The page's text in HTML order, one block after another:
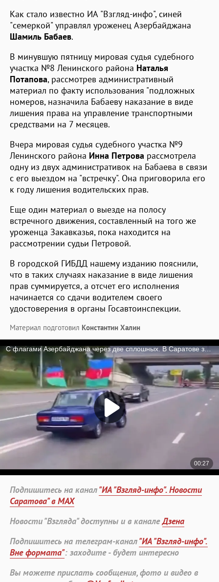
Как стало известно ИА "Взгляд-инфо", синей
"семеркой" управлял уроженец Азербайджана
Шамиль Бабаев.
В минувшую пятницу мировая судья судебного
участка №8 Ленинского района Наталья
Потапова, рассмотрев административный
материал по факту использования "подложных
номеров, назначила Бабаеву наказание в виде
лишения права на управление транспортными
средствами на 7 месяцев.
Вчера мировая судья судебного участка №9
Ленинского района Инна Петрова рассмотрела
одну из двух административок на Бабаева в связи
с его выездом на "встречку". Она приговорила его
к году лишения водительских прав.
Еще один материал о выезде на полосу
встречного движения, составленный на того же
уроженца Закавказья, пока находится на
рассмотрении судьи Петровой.
В городской ГИБДД нашему изданию пояснили,
что в таких случаях наказание в виде лишения
прав суммируется, а отсчет его исполнения
начинается со сдачи водителем своего
удостоверения в органы Госавтоинспекции.
Материал подготовил Константин Халин
Подпишитесь на канал"ИА "Взгляд-инфо". Новости
Саратова" в MAX
Новости "Взгляда" доступны и в каналеДзена
Подпишитесь на телеграм-канал"ИА "Взгляд-инфо".
Вне формата": заходите - будет интересно
Вы можете прислать сообщения, фото и видео в